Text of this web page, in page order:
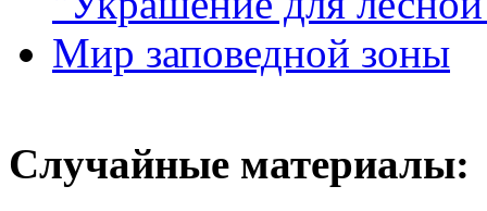
Мир заповедной зоны
Случайные материалы: